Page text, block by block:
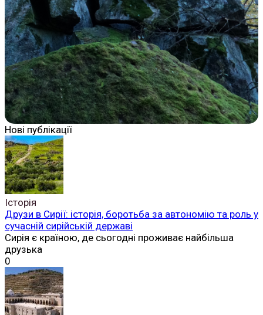
Нові публікації
Історія
Друзи в Сирії: історія, боротьба за автономію та роль у
сучасній сирійській державі
Сирія є країною, де сьогодні проживає найбільша
друзька
0